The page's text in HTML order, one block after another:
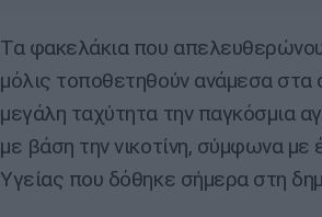
Τα φακελάκια που
μόλις τοποθετηθούν ανάμεσα
μεγάλη ταχύτητα την παγκόσμια
με βάση την νικοτίνη, σύμφωνα
Υγείας που δόθηκε σήμερα στη